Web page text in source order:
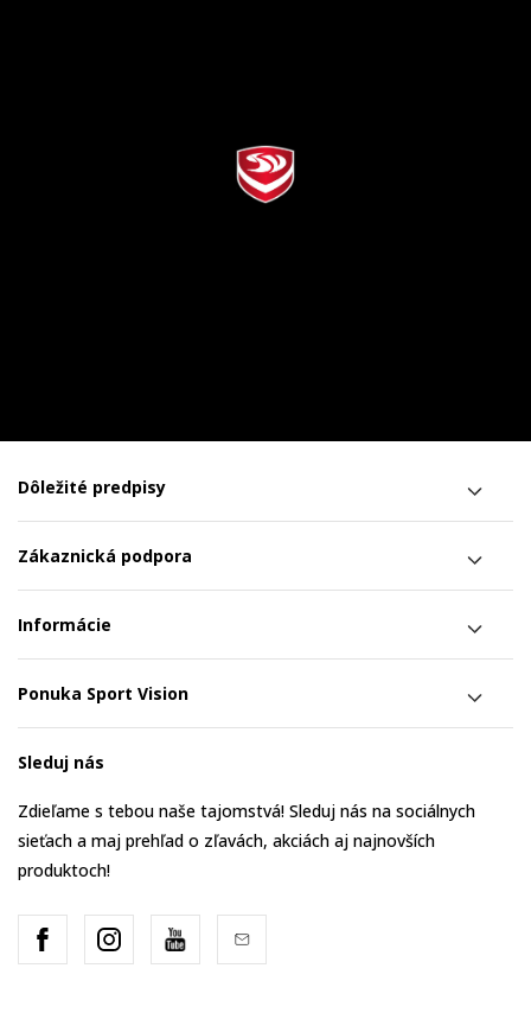
Dôležité predpisy
Zákaznická podpora
Informácie
Ponuka Sport Vision
Sleduj nás
Zdieľame s tebou naše tajomstvá! Sleduj nás na sociálnych
sieťach a maj prehľad o zľavách, akciách aj najnovších
produktoch!